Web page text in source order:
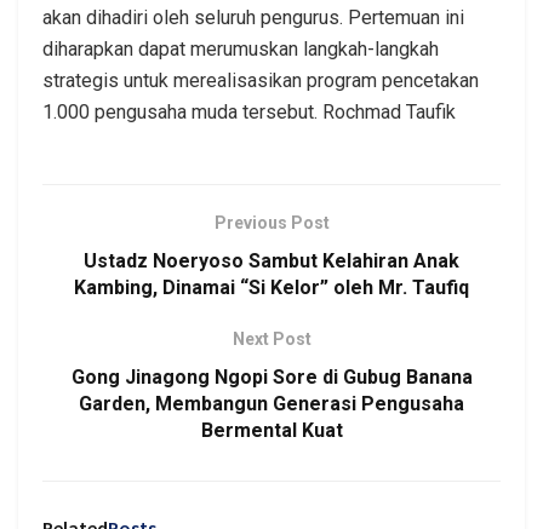
akan dihadiri oleh seluruh pengurus. Pertemuan ini
diharapkan dapat merumuskan langkah-langkah
strategis untuk merealisasikan program pencetakan
1.000 pengusaha muda tersebut. Rochmad Taufik
Previous Post
Ustadz Noeryoso Sambut Kelahiran Anak
Kambing, Dinamai “Si Kelor” oleh Mr. Taufiq
Next Post
Gong Jinagong Ngopi Sore di Gubug Banana
Garden, Membangun Generasi Pengusaha
Bermental Kuat